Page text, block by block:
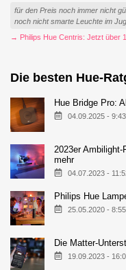
für den Preis noch immer nicht
noch nicht smarte Leuchte im
→ Philips Hue Centris: Jetzt über
Die besten Hue-
Hue Bridge Pro:
04.09.2025 -
2023er
mehr
04.07.2023 -
Philips Hue
25.05.2020 -
Die Matter-
19.09.2023 -